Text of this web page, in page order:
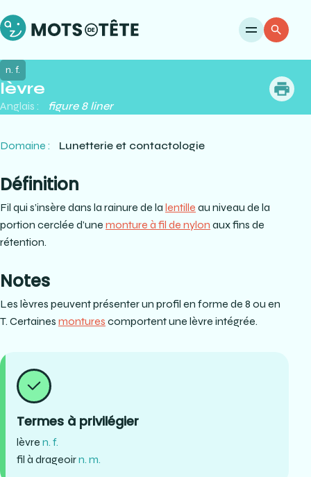
lèvre
n. f.
Anglais : figure 8 liner
Domaine : Lunetterie et contactologie
Définition
Fil qui s’insère dans la rainure de la lentille au niveau de la
portion cerclée d’une monture à fil de nylon aux fins de
rétention.
Notes
Les lèvres peuvent présenter un profil en forme de 8 ou en
T. Certaines montures comportent une lèvre intégrée.
Termes à privilégier
lèvre n. f.
fil à drageoirn. m.